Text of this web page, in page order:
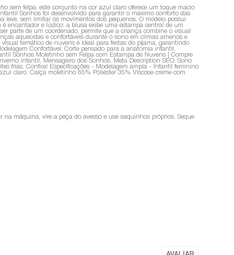
sem felpa, este conjunto na cor azul claro oferece um toque macio
Sonhos foi desenvolvido para garantir o máximo conforto das
sem limitar os movimentos dos pequenos. O modelo possui
encantador e lúdico: a blusa exibe uma estampa central de um
parte de um coordenado, permite que a criança combine o visual
aquecidas e confortáveis durante o sono em climas amenos e
temático de nuvens é ideal para festas do pijama, garantindo
Confortável: Corte pensado para a anatomia infantil,
Sonhos Moletinho sem Felpa com Estampa de Nuvens | Compre
infantil, Mensageiro dos Sonhos. Meta Description SEO: Sono
frias. Confira! Especificações - Modelagem ampla - Infantil feminino
claro. Calça moletinho 65% Poliéster 35% Viscose creme com
na máquina, vire a peça do avesso e use saquinhos próprios. Seque